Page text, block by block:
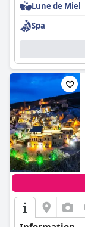
Lune de Miel
Spa